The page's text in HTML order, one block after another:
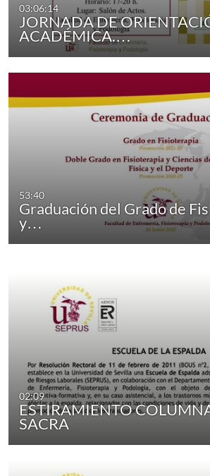
03:06:14
JORNADA DE
ACADÉMICA.…
53:40
Graduación del Grado de
y…
02:09
ESTIRAMIENTO
SACRA